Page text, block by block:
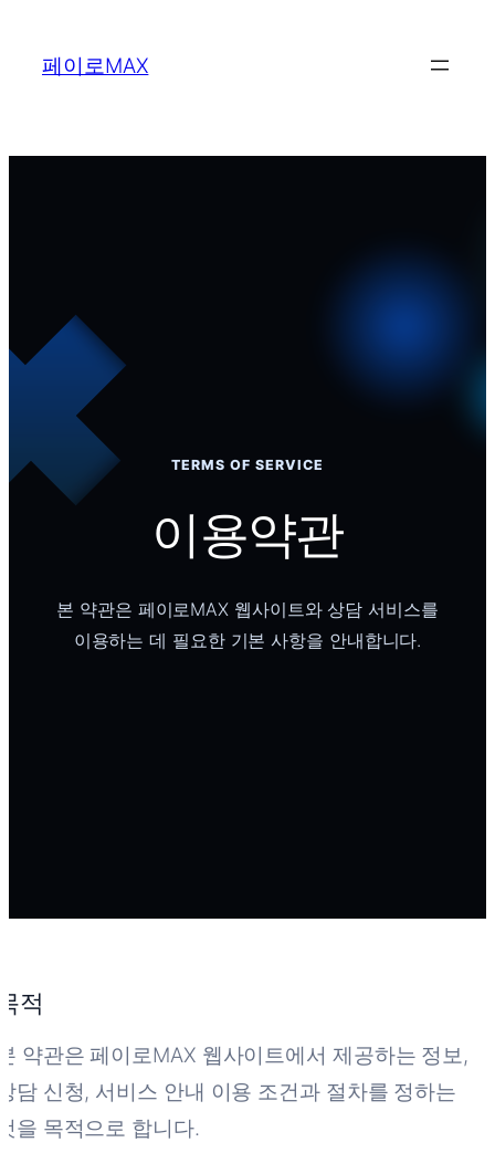
로
페이로MAX
TERMS OF SERVICE
이용약관
본 약관은 페이로MAX 웹사이트와 상담 서비스를
이용하는 데 필요한 기본 사항을 안내합니다.
적
약관은 페이로MAX 웹사이트에서 제공하는 정보,
담 신청, 서비스 안내 이용 조건과 절차를 정하는
을 목적으로 합니다.